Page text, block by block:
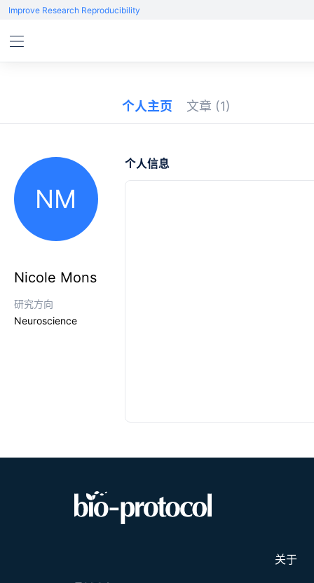
Improve Research Reproducibility
个人主页 文章 (1)
NM
Nicole Mons
研究方向
Neuroscience
个人信息
关于